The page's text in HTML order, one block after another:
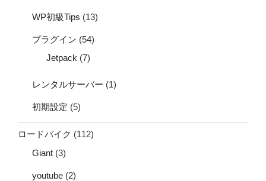
WP初級Tips (13)
プラグイン (54)
Jetpack (7)
レンタルサーバー (1)
初期設定 (5)
ロードバイク (112)
Giant (3)
youtube (2)